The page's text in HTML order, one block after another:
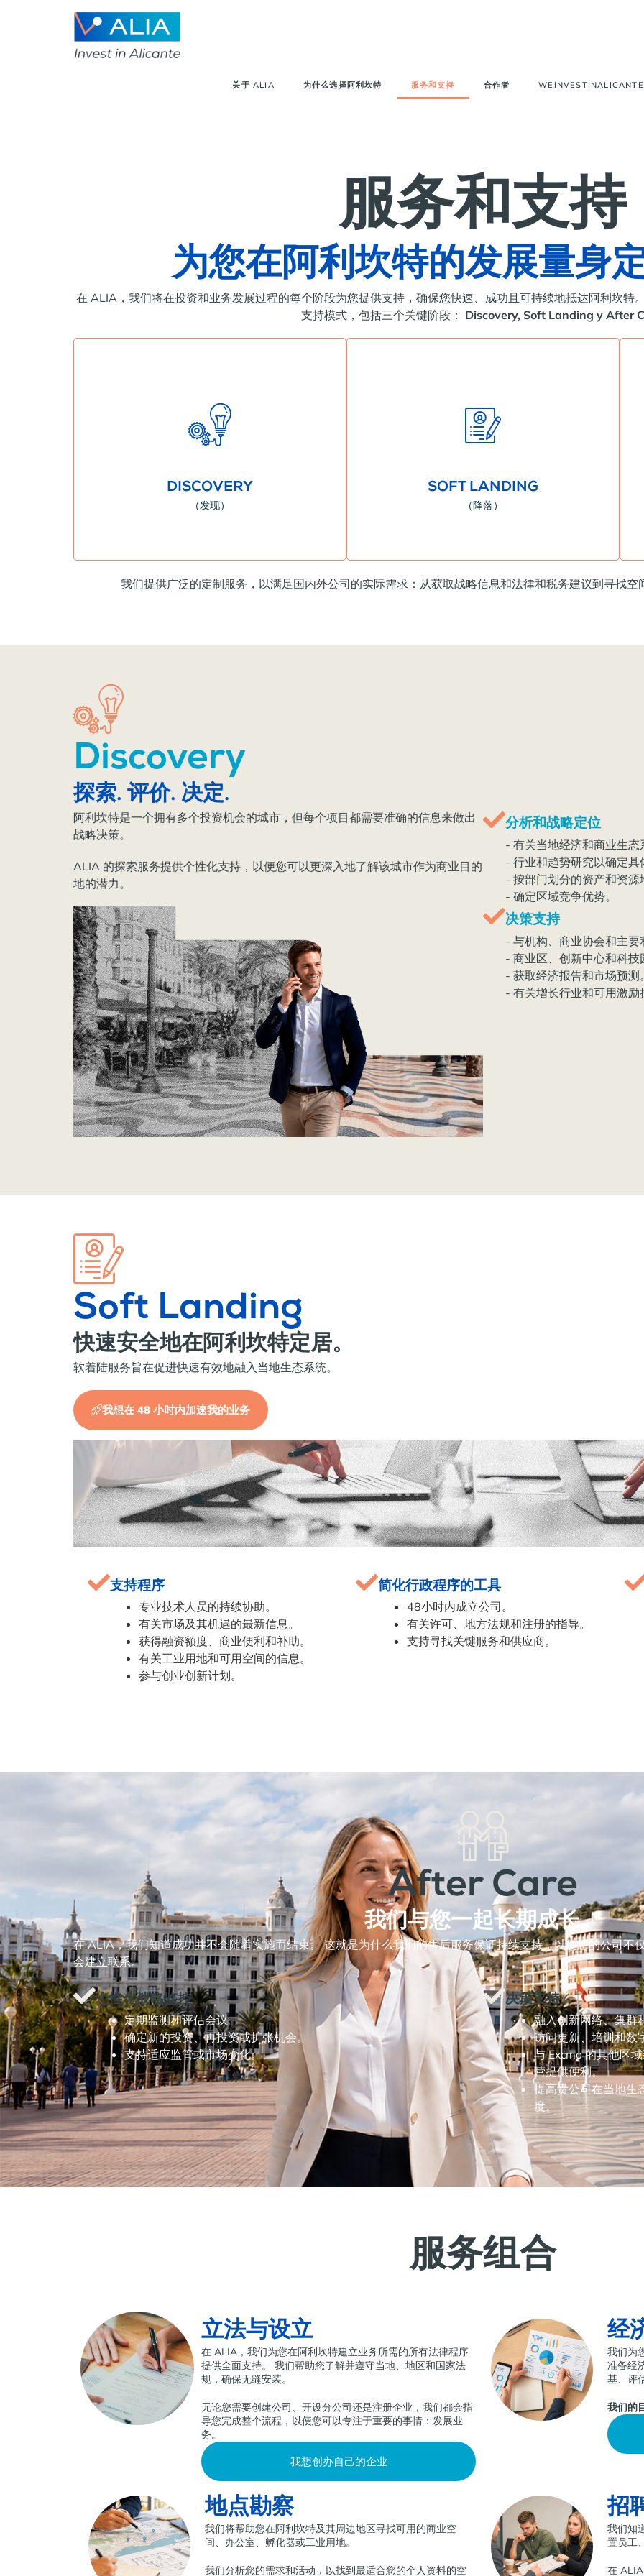
关于 ALIA 为什么选择阿利坎特 服务和支持 合作者 WEINVESTINALICANTE
服务和支持
为您在阿利坎特的发展量身
在 ALIA，我们将在投资和业务发展过程的每个阶段为您提供支持，确保您快速、成功且可持续地抵达阿利坎特
支持模式，包括三个关键阶段： Discovery, Soft Landing y After
DISCOVERY
（发现）
个性化服务让您充分探索这座城市的经济、社会和文化生态系
统。
更多信息
SOFT LANDING
（降落）
我们将您的公司与战略机遇、合格人才和创新联系起来，帮助
您在充满活力和竞争的环境中取得成功。
更多信息
我们提供广泛的定制服务，以满足国内外公司的实际需求：从获取战略信息和法律和税务建议到寻找空
Discovery
探索. 评价. 决定.
阿利坎特是一个拥有多个投资机会的城市，但每个项目都需要准确的信息来做出
战略决策。
ALIA 的探索服务提供个性化支持，以便您可以更深入地了解该城市作为商业目的
地的潜力。
分析和战略定位
- 有关当地经济和商业生态
- 行业和趋势研究以确定具
- 按部门划分的资产和资源
- 确定区域竞争优势。
决策支持
- 与机构、商业协会和主要
- 商业区、创新中心和科技
- 获取经济报告和市场预测。
- 有关增长行业和可用激励
Soft Landing
快速安全地在阿利坎特定居。
软着陆服务旨在促进快速有效地融入当地生态系统。
我想在 48 小时内加速我的业务
支持程序
专业技术人员的持续协助。
有关市场及其机遇的最新信息。
获得融资额度、商业便利和补助。
有关工业用地和可用空间的信息。
参与创业创新计划。
简化行政程序的工具
48小时内成立公司。
有关许可、地方法规和注册的指导。
支持寻找关键服务和供应商。
After Care
我们与您一起长期成长。
在 ALIA，我们知道成功并不会随着实施而结束。 这就是为什么我们的售后服务保证持续支持，以便您的公司不
会建立联系。
个性化战略监控
定期监测和评估会议。
确定新的投资、再投资或扩张机会。
支持适应监管或市场变化。
决策支持
融入创新网络、集群
访问更新、培训和数
与 Excmo 的其他区
营提供便利。
提高贵公司在当地生
度。
服务组合
立法与设立
在 ALIA，我们为您在阿利坎特建立业务所需的所有法律程序
提供全面支持。 我们帮助您了解并遵守当地、地区和国家法
规，确保无缝安装。
无论您需要创建公司、开设分公司还是注册企业，我们都会指
导您完成整个流程，以便您可以专注于重要的事情：发展业
务。
我想创办自己的企业
经
我们为
准备经
基、评
我们的
地点勘察
我们将帮助您在阿利坎特及其周边地区寻找可用的商业空
间、办公室、孵化器或工业用地。
我们分析您的需求和活动，以找到最适合您的个人资料的空
招
我们知
置员工
在